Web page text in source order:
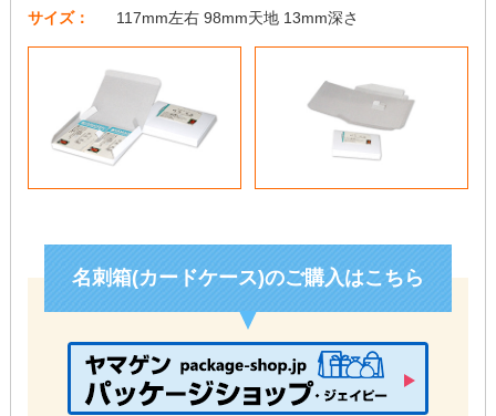
サイズ： 117mm左右 98mm天地 13mm深さ
名刺箱(カードケース)のご購入はこちら